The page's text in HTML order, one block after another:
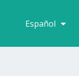
Español
Français